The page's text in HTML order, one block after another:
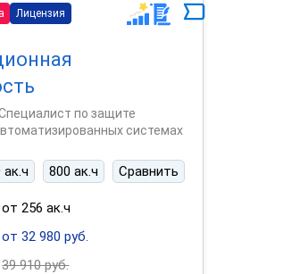
Лицензия
по защите
системах
ак.ч 800 ак.ч Сравнить
от 256 ак.ч
от 32 980 руб.
39 910 руб.